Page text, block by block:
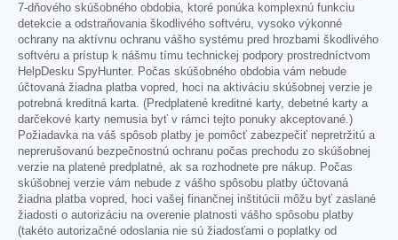
7-dňového skúšobného obdobia, ktoré ponúka komplexnú funkciu
detekcie a odstraňovania škodlivého softvéru, vysoko výkonné
ochrany na aktívnu ochranu vášho systému pred hrozbami škodlivého
softvéru a prístup k nášmu tímu technickej podpory prostredníctvom
HelpDesku SpyHunter. Počas skúšobného obdobia vám nebude
účtovaná žiadna platba vopred, hoci na aktiváciu skúšobnej verzie je
potrebná kreditná karta. (Predplatené kreditné karty, debetné karty a
darčekové karty nemusia byť v rámci tejto ponuky akceptované.)
Požiadavka na váš spôsob platby je pomôcť zabezpečiť nepretržitú a
neprerušovanú bezpečnostnú ochranu počas prechodu zo skúšobnej
verzie na platené predplatné, ak sa rozhodnete pre nákup. Počas
skúšobnej verzie vám nebude z vášho spôsobu platby účtovaná
žiadna platba vopred, hoci vašej finančnej inštitúcii môžu byť zaslané
žiadosti o autorizáciu na overenie platnosti vášho spôsobu platby
(takéto autorizačné odoslania nie sú žiadosťami o poplatky od